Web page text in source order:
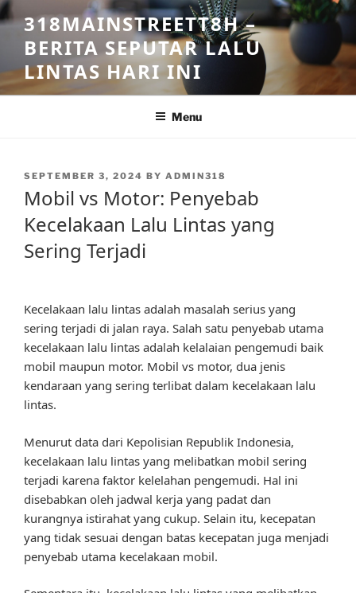
Skip
to
content
318MAINSTREETT8H –
BERITA SEPUTAR LALU
LINTAS HARI INI
Menu
POSTED
SEPTEMBER 3, 2024 BY ADMIN318
Mobil vs Motor: Penyebab
Kecelakaan Lalu Lintas yang
Sering Terjadi
Kecelakaan lalu lintas adalah masalah serius yang
sering terjadi di jalan raya. Salah satu penyebab utama
kecelakaan lalu lintas adalah kelalaian pengemudi baik
mobil maupun motor. Mobil vs motor, dua jenis
kendaraan yang sering terlibat dalam kecelakaan lalu
lintas.
Menurut data dari Kepolisian Republik Indonesia,
kecelakaan lalu lintas yang melibatkan mobil sering
terjadi karena faktor kelelahan pengemudi. Hal ini
disebabkan oleh jadwal kerja yang padat dan
kurangnya istirahat yang cukup. Selain itu, kecepatan
yang tidak sesuai dengan batas kecepatan juga menjadi
penyebab utama kecelakaan mobil.